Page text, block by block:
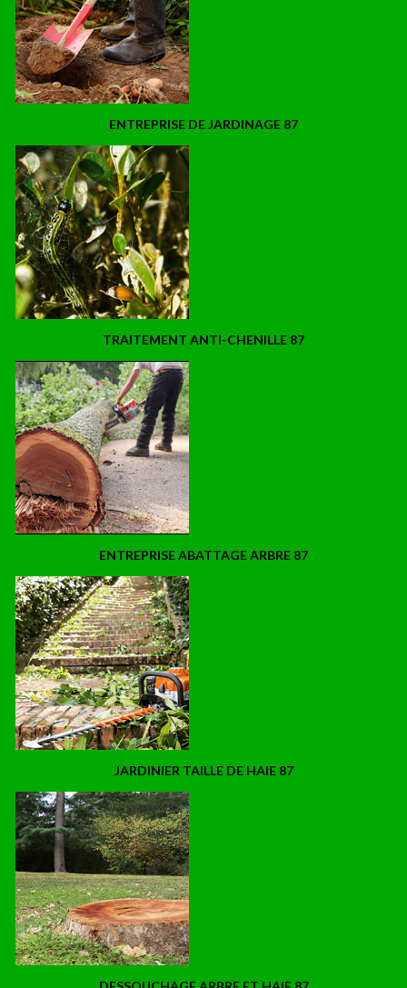
ENTREPRISE DE JARDINAGE 87
TRAITEMENT ANTI-CHENILLE 87
ENTREPRISE ABATTAGE ARBRE 87
JARDINIER TAILLE DE HAIE 87